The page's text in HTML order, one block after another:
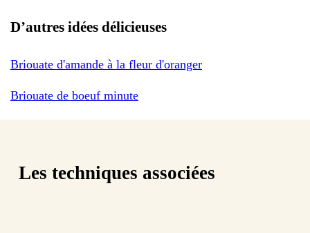
D’autres idées délicieuses
Briouate d'amande à la fleur d'oranger
Briouate de boeuf minute
Les techniques associées